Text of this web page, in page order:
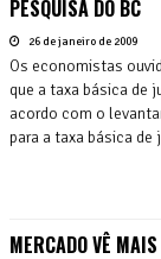
PESQUISA DO BC
26 de janeiro de 2009
Os economistas
que a taxa básica de
acordo com o
para a taxa básica de
MERCADO VÊ